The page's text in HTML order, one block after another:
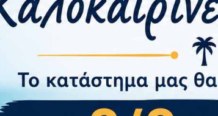
WLAN
Bluetooth
Πρόσθετα
Αφαιρούμενη Μπαταρία